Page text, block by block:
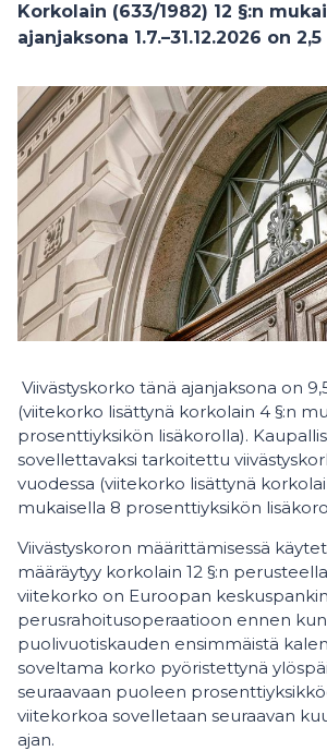
Korkolain (633/1982) 12 §:n
ajanjaksona 1.7.–31.12.2026 on 2,5
Viivästyskorko tänä ajanjaksona on
(viitekorko lisättynä korkolain 4 §:n
prosenttiyksikön lisäkorolla).
sovellettavaksi tarkoitettu
vuodessa (viitekorko lisättynä
mukaisella 8 prosenttiyksikön
Viivästyskoron määrittämisessä
määräytyy korkolain 12 §:n
viitekorko on Euroopan
perusrahoitusoperaatioon ennen
puolivuotiskauden ensimmäistä
soveltama korko pyöristettynä
seuraavaan puoleen
viitekorkoa sovelletaan seuraavan
ajan.